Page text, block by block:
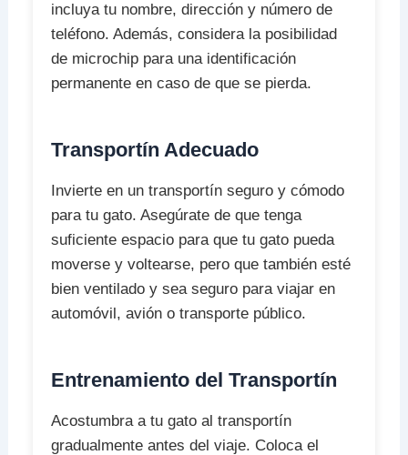
incluya tu nombre, dirección y número de
teléfono. Además, considera la posibilidad
de microchip para una identificación
permanente en caso de que se pierda.
Transportín Adecuado
Invierte en un transportín seguro y cómodo
para tu gato. Asegúrate de que tenga
suficiente espacio para que tu gato pueda
moverse y voltearse, pero que también esté
bien ventilado y sea seguro para viajar en
automóvil, avión o transporte público.
Entrenamiento del Transportín
Acostumbra a tu gato al transportín
gradualmente antes del viaje. Coloca el